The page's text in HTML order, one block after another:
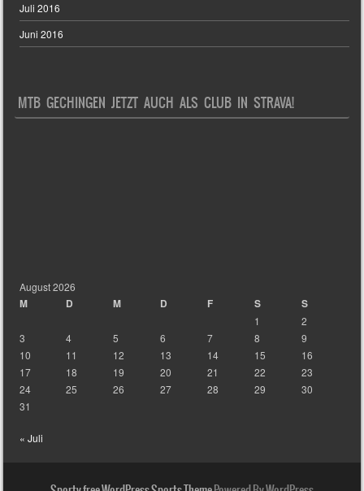
Juli 2016
Juni 2016
MTB GECHINGEN JETZT AUCH ALS CLUB IN STRAVA!
August 2026
M D M D F S S
1
2
3
4 5 6 7 8
9
10
11 12 13 14 15
16
17
18 19 20 21 22
23
24
25 26 27 28 29
30
31
« Juli